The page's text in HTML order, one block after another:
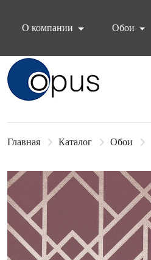
О компании
Обои
Блок поиска
Главная Каталог Обои